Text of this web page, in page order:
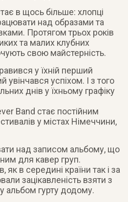
в щось більше: хлопці
над образами та
Протягом трьох років
та малих клубних
свою майстерність.
у їхній перший
увінчався успіхом. І з того
днів у їхньому графіку
Band стає постійним
у містах Німеччини,
над записом альбому, що
для кавер груп.
як в середині країни так і за
зацікавленість взяти з
альбом гурту додому.